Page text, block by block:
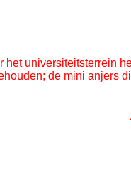
het universiteitsterrein
de mini anjers